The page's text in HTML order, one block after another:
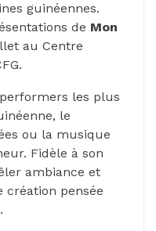
guinéennes.
de Mon
au Centre
les plus
le
ou la musique
Fidèle à son
ambiance et
pensée